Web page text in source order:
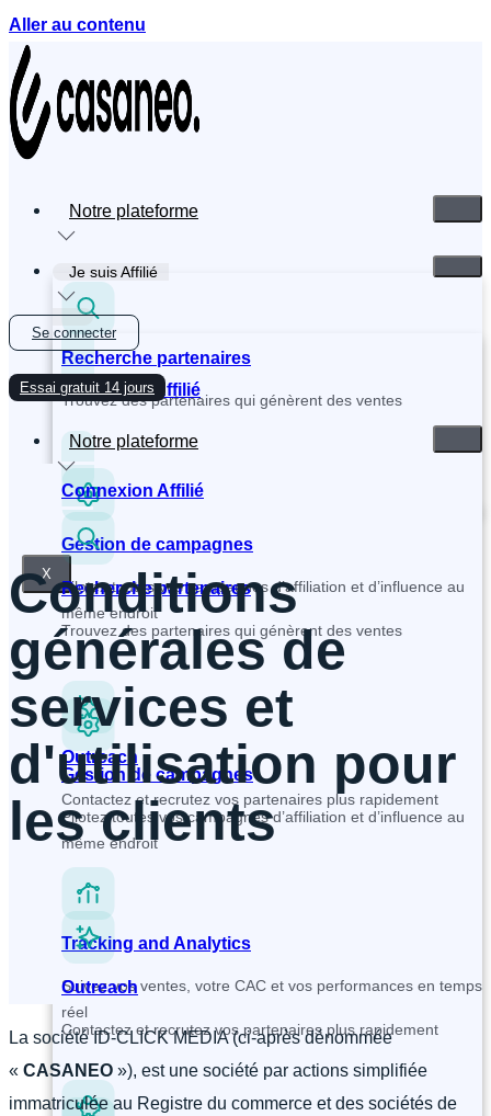
Aller au contenu
Notre plateforme
Recherche partenaires
Trouvez des partenaires qui génèrent des ventes
Gestion de campagnes
Pilotez toutes vos campagnes d’affiliation et d’influence au
même endroit
Outreach
Contactez et recrutez vos partenaires plus rapidement
Tracking and Analytics
Suivez vos ventes, votre CAC et vos performances en temps
réel
Je suis Affilié
Inscription Affilié
Connexion Affilié
X
Se connecter
Essai gratuit 14 jours
Notre plateforme
Recherche partenaires
Trouvez des partenaires qui génèrent des ventes
Gestion de campagnes
Pilotez toutes vos campagnes d’affiliation et d’influence au
même endroit
Outreach
Contactez et recrutez vos partenaires plus rapidement
Conditions
générales de
services et
d'utilisation pour
les clients
La société ID-CLICK MEDIA (ci-après dénommée
« CASANEO »), est une société par actions simplifiée
immatriculée au Registre du commerce et des sociétés de